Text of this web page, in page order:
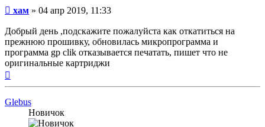
Непрочитанное
хам » 04 апр 2019, 11:33
Добрый день ,подскажите пожалуйста как откатиться на
прежнюю прошивку, обновилась микропрограмма и
программа gp clik отказывается печатать, пишет что не
оригинальные картриджи
Glebus
Новичок